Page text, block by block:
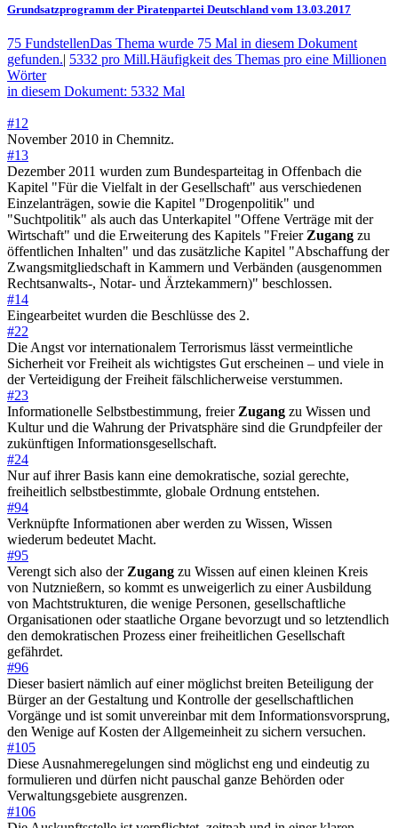
Grundsatzprogramm der Piratenpartei Deutschland vom 13.03.2017
75 FundstellenDas Thema wurde 75 Mal in diesem Dokument
gefunden.| 5332 pro Mill.Häufigkeit des Themas pro eine Millionen
Wörter
in diesem Dokument: 5332 Mal
#12
November 2010 in Chemnitz.
#13
Dezember 2011 wurden zum Bundesparteitag in Offenbach die
Kapitel "Für die Vielfalt in der Gesellschaft" aus verschiedenen
Einzelanträgen, sowie die Kapitel "Drogenpolitik" und
"Suchtpolitik" als auch das Unterkapitel "Offene Verträge mit der
Wirtschaft" und die Erweiterung des Kapitels "Freier Zugang zu
öffentlichen Inhalten" und das zusätzliche Kapitel "Abschaffung der
Zwangsmitgliedschaft in Kammern und Verbänden (ausgenommen
Rechtsanwalts-, Notar- und Ärztekammern)" beschlossen.
#14
Eingearbeitet wurden die Beschlüsse des 2.
#22
Die Angst vor internationalem Terrorismus lässt vermeintliche
Sicherheit vor Freiheit als wichtigstes Gut erscheinen – und viele in
der Verteidigung der Freiheit fälschlicherweise verstummen.
#23
Informationelle Selbstbestimmung, freier Zugang zu Wissen und
Kultur und die Wahrung der Privatsphäre sind die Grundpfeiler der
zukünftigen Informationsgesellschaft.
#24
Nur auf ihrer Basis kann eine demokratische, sozial gerechte,
freiheitlich selbstbestimmte, globale Ordnung entstehen.
#94
Verknüpfte Informationen aber werden zu Wissen, Wissen
wiederum bedeutet Macht.
#95
Verengt sich also der Zugang zu Wissen auf einen kleinen Kreis
von Nutznießern, so kommt es unweigerlich zu einer Ausbildung
von Machtstrukturen, die wenige Personen, gesellschaftliche
Organisationen oder staatliche Organe bevorzugt und so letztendlich
den demokratischen Prozess einer freiheitlichen Gesellschaft
gefährdet.
#96
Dieser basiert nämlich auf einer möglichst breiten Beteiligung der
Bürger an der Gestaltung und Kontrolle der gesellschaftlichen
Vorgänge und ist somit unvereinbar mit dem Informationsvorsprung,
den Wenige auf Kosten der Allgemeinheit zu sichern versuchen.
#105
Diese Ausnahmeregelungen sind möglichst eng und eindeutig zu
formulieren und dürfen nicht pauschal ganze Behörden oder
Verwaltungsgebiete ausgrenzen.
#106